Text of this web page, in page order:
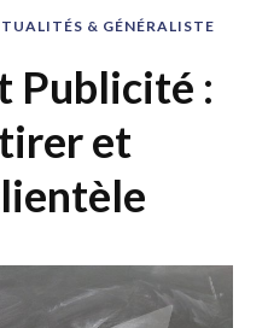
& GÉNÉRALISTE
Publicité :
et